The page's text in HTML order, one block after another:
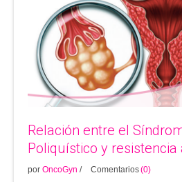
Relación entre el
Poliquístico y resistencia
por OncoGyn / Comentarios(0)